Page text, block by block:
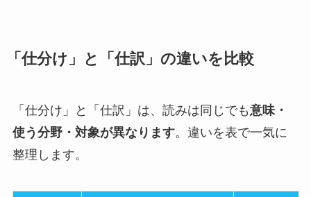
「仕分け」と「仕訳」の違いを比較
「仕分け」と「仕訳」は、読みは同じでも意味・
使う分野・対象が異なります。違いを表で一気に
整理します。